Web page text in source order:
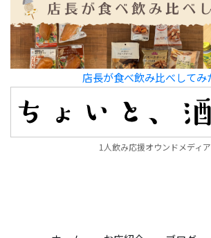
店長が食べ飲み比べしてみ
1人飲み応援オウンドメディア